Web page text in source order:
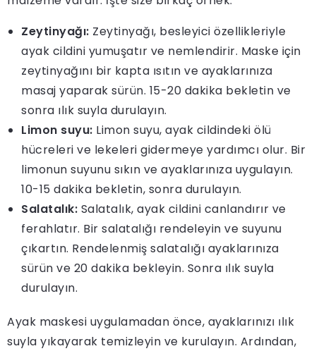
Zeytinyağı: Zeytinyağı, besleyici özellikleriyle
ayak cildini yumuşatır ve nemlendirir. Maske için
zeytinyağını bir kapta ısıtın ve ayaklarınıza
masaj yaparak sürün. 15-20 dakika bekletin ve
sonra ılık suyla durulayın.
Limon suyu: Limon suyu, ayak cildindeki ölü
hücreleri ve lekeleri gidermeye yardımcı olur. Bir
limonun suyunu sıkın ve ayaklarınıza uygulayın.
10-15 dakika bekletin, sonra durulayın.
Salatalık: Salatalık, ayak cildini canlandırır ve
ferahlatır. Bir salatalığı rendeleyin ve suyunu
çıkartın. Rendelenmiş salatalığı ayaklarınıza
sürün ve 20 dakika bekleyin. Sonra ılık suyla
durulayın.
Ayak maskesi uygulamadan önce, ayaklarınızı ılık
suyla yıkayarak temizleyin ve kurulayın. Ardından,